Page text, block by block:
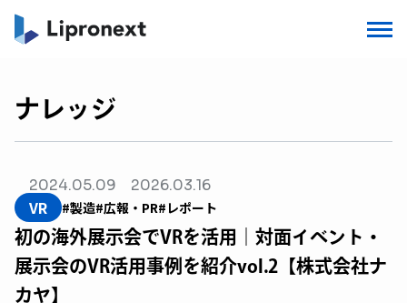
ナレッジ
2024.05.09 2026.03.16
VR #製造#広報・PR#レポート
初の海外展示会でVRを活用｜対面イベント・
展示会のVR活用事例を紹介vol.2【株式会社ナ
カヤ】